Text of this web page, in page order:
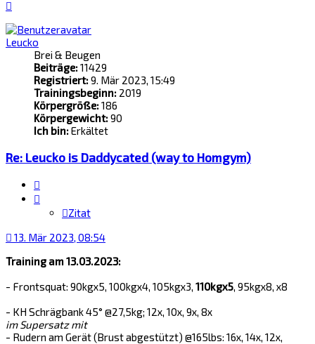
Leucko
Brei & Beugen
Beiträge:11429
Registriert:9. Mär 2023, 15:49
Trainingsbeginn: 2019
Körpergröße:186
Körpergewicht:90
Ich bin:Erkältet
Re: Leucko is Daddycated (way to Homgym)
Zitat
13. Mär 2023, 08:54
Training am 13.03.2023:
- Frontsquat: 90kgx5, 100kgx4, 105kgx3, 110kgx5 , 95kgx8, x8
- KH Schrägbank 45° @27,5kg; 12x, 10x, 9x, 8x
im Supersatz mit
- Rudern am Gerät (Brust abgestützt) @165lbs: 16x, 14x, 12x,